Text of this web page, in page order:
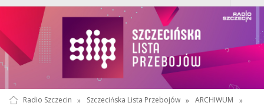
Radio Szczecin » Szczecińska Lista Przebojów » ARCHIWUM
»